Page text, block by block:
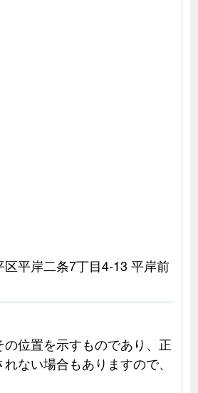
平岸二条7丁目4-13 平岸前
位置を示すものであり、正
ない場合もありますので、